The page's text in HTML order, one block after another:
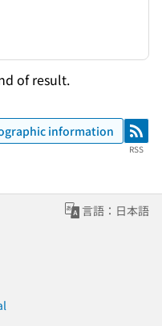
of result.
information RSS
RSS
言語：日本語